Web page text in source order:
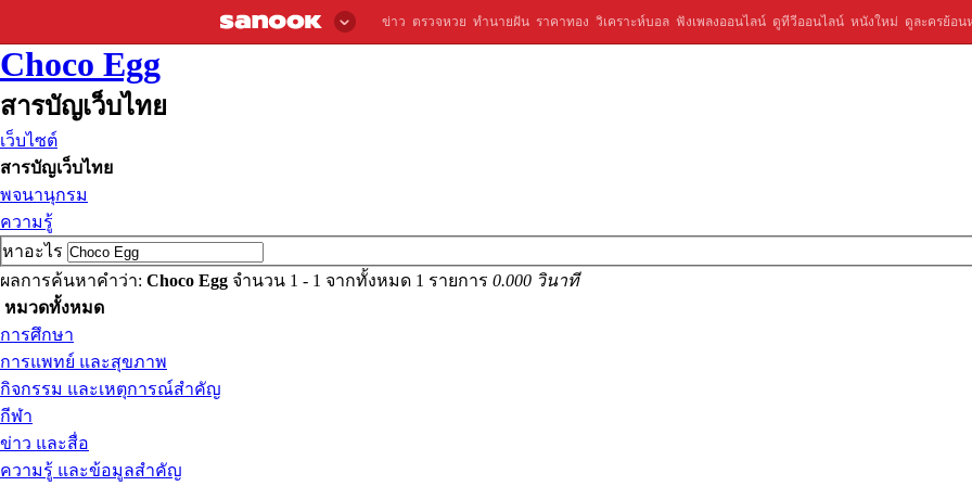
ข่าว ตรวจหวย ทำนายฝัน ราคาทอง วิเคราะห์บอล ฟังเพลงออนไลน์ ดูทีวีออนไลน์ หนังใหม่ ดูละครย้อน
Choco Egg
สารบัญเว็บไทย
เว็บไซต์
สารบัญเว็บไทย
พจนานุกรม
ความรู้
หาอะไร
ผลการค้นหาคำว่า: Choco Egg จำนวน 1 - 1 จากทั้งหมด 1 รายการ 0.000 วินาที
หมวดทั้งหมด
การศึกษา
การแพทย์ และสุขภาพ
กิจกรรม และเหตุการณ์สำคัญ
กีฬา
ข่าว และสื่อ
ความรู้ และข้อมูลสำคัญ